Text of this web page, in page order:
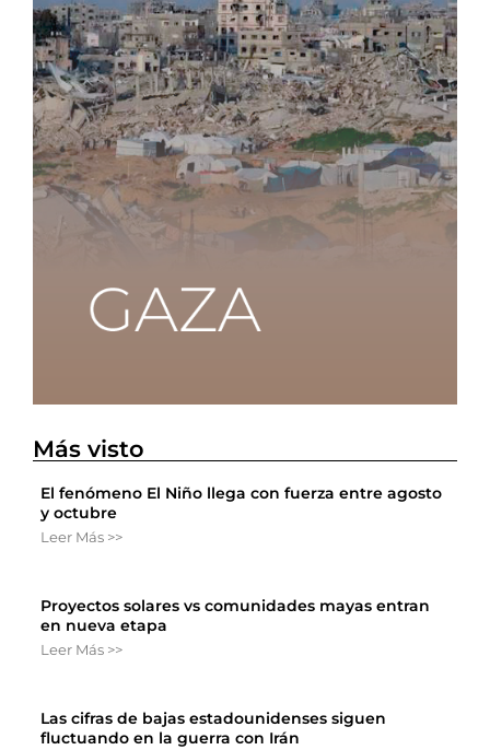
Más visto
El fenómeno El Niño llega con fuerza entre agosto
y octubre
Leer Más >>
Proyectos solares vs comunidades mayas entran
en nueva etapa
Leer Más >>
Las cifras de bajas estadounidenses siguen
fluctuando en la guerra con Irán